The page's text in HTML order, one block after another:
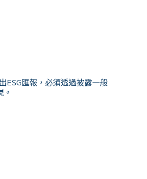
ESG匯報，必須透過披露一般
。